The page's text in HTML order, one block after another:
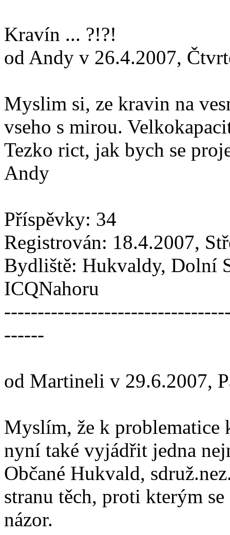
Kravín ... ?!?!
od Andy v 26.4.2007,
Myslim si, ze kravin na
vseho s mirou.
Tezko rict, jak bych se
Andy
Příspěvky: 34
Registrován: 18.4.2007,
Bydliště: Hukvaldy, Dolní
ICQNahoru
------
od Martineli v 29.6.2007,
Myslím, že k problematice
nyní také vyjádřit jedna
Občané Hukvald,
stranu těch, proti kterým
názor.